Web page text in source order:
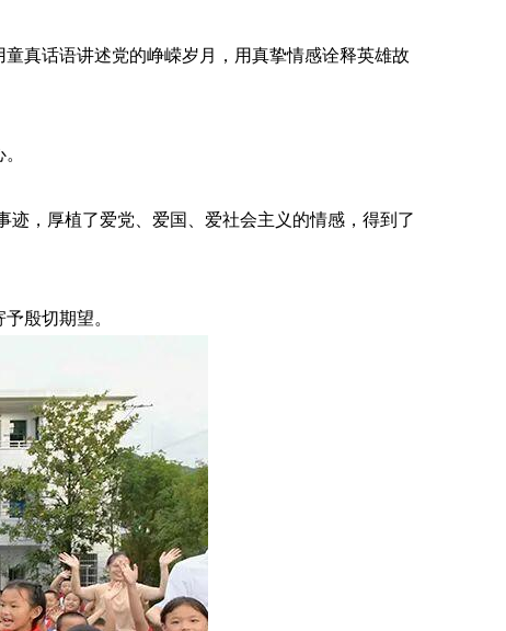
真话语讲述党的峥嵘岁月，用真挚情感诠释英雄故
，厚植了爱党、爱国、爱社会主义的情感，得到了
殷切期望。